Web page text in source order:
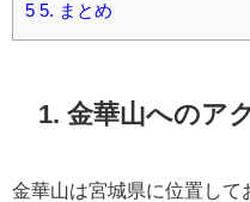
5 5. まとめ
1. 金華山へのア
金華山は宮城県に位置して